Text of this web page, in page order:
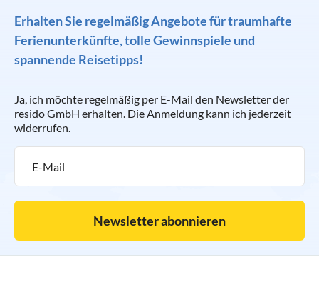
Erhalten Sie regelmäßig Angebote für traumhafte
Ferienunterkünfte, tolle Gewinnspiele und
spannende Reisetipps!
Ja, ich möchte regelmäßig per E-Mail den Newsletter der
resido GmbH erhalten. Die Anmeldung kann ich jederzeit
widerrufen.
Newsletter abonnieren